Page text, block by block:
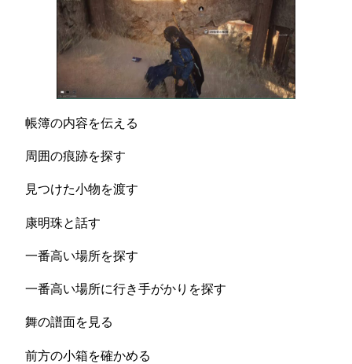
帳簿の内容を伝える
周囲の痕跡を探す
見つけた小物を渡す
康明珠と話す
一番高い場所を探す
一番高い場所に行き手がかりを探す
舞の譜面を見る
前方の小箱を確かめる